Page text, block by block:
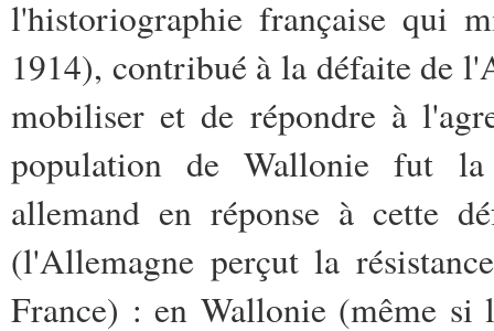
l'historiographie française qui
1914), contribué à la défaite de
mobiliser et de répondre à
population de Wallonie fut
allemand en réponse à cette
(l'Allemagne perçut la
France) : en Wallonie (même si